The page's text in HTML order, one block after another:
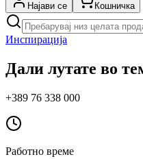
Најави се Кошничка
Инспирација
Дали лутате во
+389 76 338 000
Работно време